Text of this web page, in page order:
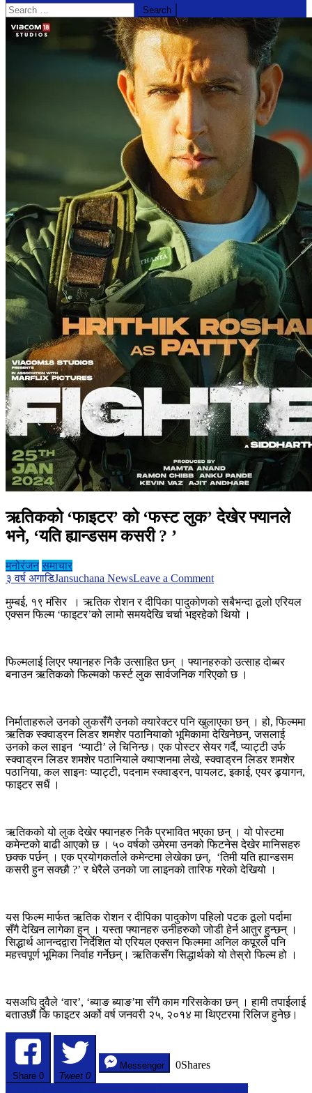
Search
for:
ऋतिकको ‘फाइटर’ को ‘फस्ट लुक’ देखेर फ्यानले
भने, ‘यति ह्यान्डसम कसरी ? ’
मनोरंजन समाचार
३ वर्ष अगाडिJansuchana NewsLeave a Commenton
‘फाइटर’
को
देखेर
फ्यानले
भने,
?
’
मुम्बई, १९ मंसिर । ऋतिक रोशन र दीपिका पादुकोणको सबैभन्दा ठूलो एरियल
एक्सन फिल्म ‘फाइटर’को लामो समयदेखि चर्चा भइरहेको थियो ।
फिल्मलाई लिएर फ्यानहरु निकै उत्साहित छन् । फ्यानहरुको उत्साह दोब्बर
बनाउन ऋतिकको फिल्मको फर्स्ट लुक सार्वजनिक गरिएको छ ।
निर्माताहरूले उनको लुकसँगै उनको क्यारेक्टर पनि खुलाएका छन् । हो, फिल्ममा
ऋतिक स्क्वाड्रन लिडर शमशेर पठानियाको भूमिकामा देखिनेछन्, जसलाई
उनको कल साइन ‘प्याटी’ ले चिनिन्छ। एक पोस्टर सेयर गर्दै, प्याट्टी उर्फ ​​
स्क्वाड्रन लिडर शमशेर पठानियाले क्याप्शनमा लेखे, स्क्वाड्रन लिडर शमशेर
पठानिया, कल साइनः प्याट्टी, पदनाम स्क्वाड्रन, पायलट, इकाई, एयर ड्र्यागन,
फाइटर सधैं ।
ऋतिकको यो लुक देखेर फ्यानहरु निकै प्रभावित भएका छन् । यो पोस्टमा
कमेन्टको बाढी आएको छ । ५० वर्षको उमेरमा उनको फिटनेस देखेर मानिसहरु
छक्क पर्छन् । एक प्रयोगकर्ताले कमेन्टमा लेखेका छन्, ‘तिमी यति ह्यान्डसम
कसरी हुन सक्छौ ?’ र धेरैले उनको जा लाइनको तारिफ गरेको देखियो ।
यस फिल्म मार्फत ऋतिक रोशन र दीपिका पादुकोण पहिलो पटक ठूलो पर्दामा
सँगै देखिन लागेका हुन् । यस्ता फ्यानहरु उनीहरुको जोडी हेर्न आतुर हुन्छन् ।
सिद्धार्थ आनन्दद्वारा निर्देशित यो एरियल एक्सन फिल्ममा अनिल कपूरले पनि
महत्त्वपूर्ण भूमिका निर्वाह गर्नेछन्। ऋतिकसँग सिद्धार्थको यो तेस्रो फिल्म हो ।
यसअघि दुवैले ‘वार’, ‘ब्याङ ब्याङ’मा सँगै काम गरिसकेका छन् । हामी तपाईलाई
बताउछौं कि फाइटर अर्को वर्ष जनवरी २५, २०१४ मा थिएटरमा रिलिज हुनेछ।
Share 0 Tweet 0
Messenger 0Shares